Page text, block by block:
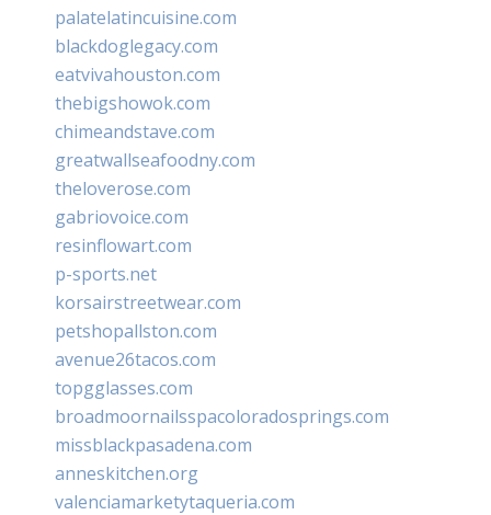
palatelatincuisine.com
blackdoglegacy.com
eatvivahouston.com
thebigshowok.com
chimeandstave.com
greatwallseafoodny.com
theloverose.com
gabriovoice.com
resinflowart.com
p-sports.net
korsairstreetwear.com
petshopallston.com
avenue26tacos.com
topgglasses.com
broadmoornailsspacoloradosprings.com
missblackpasadena.com
anneskitchen.org
valenciamarketytaqueria.com